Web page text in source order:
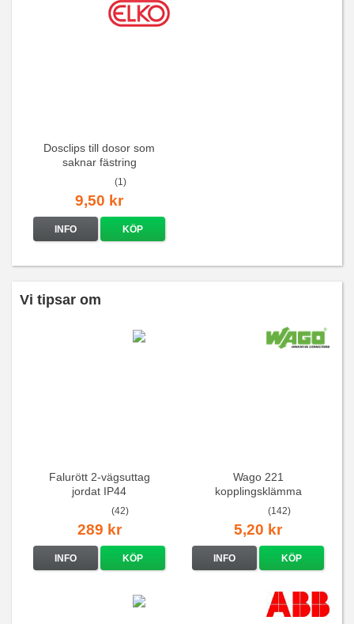
Dosclips till dosor som
saknar fästring
(1)
9,50 kr
INFO KÖP
Vi tipsar om
Falurött 2-vägsuttag
jordat IP44
(42)
289 kr
INFO KÖP
Wago 221
kopplingsklämma
(142)
5,20 kr
INFO KÖP